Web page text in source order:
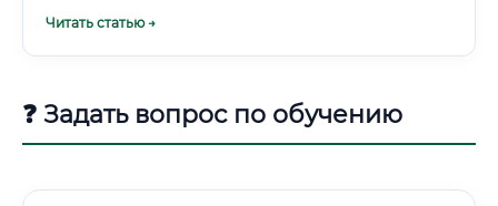
Читать статью →
❓ Задать вопрос по обучению